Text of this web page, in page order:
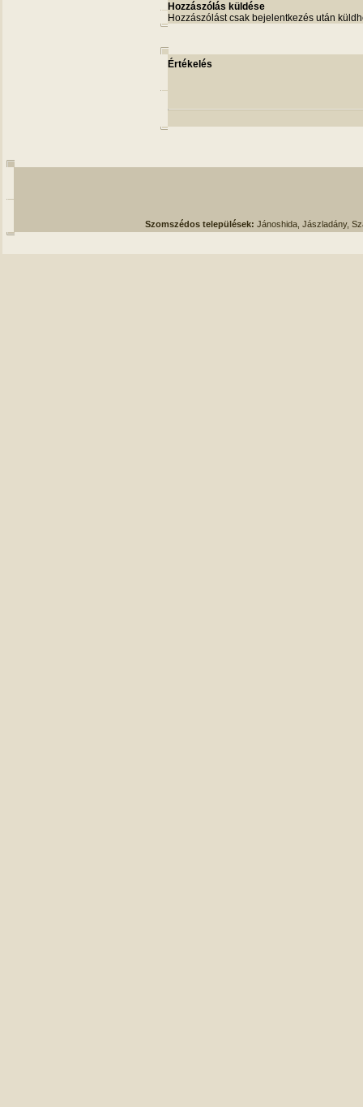
Hozzászólás küldése
Hozzászólást csak bejelentkezés után
Értékelés
Szomszédos települések: Jánoshida, Jászladány,